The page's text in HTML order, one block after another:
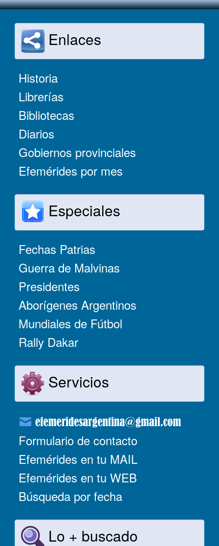
Enlaces
Historia
Librerías
Bibliotecas
Diarios
Gobiernos provinciales
Efemérides por mes
Especiales
Fechas Patrias
Guerra de Malvinas
Presidentes
Aborígenes Argentinos
Mundiales de Fútbol
Rally Dakar
Servicios
Formulario de contacto
Efemérides en tu MAIL
Efemérides en tu WEB
Búsqueda por fecha
Lo + buscado